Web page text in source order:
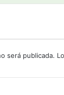
será publicada.